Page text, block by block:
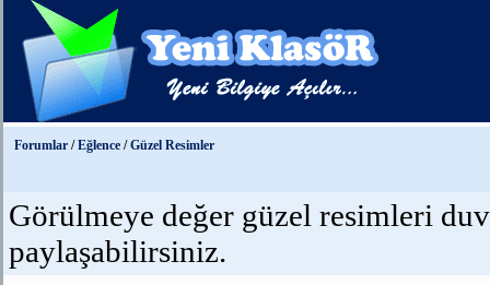
Forumlar /Eğlence /Güzel Resimler
Görülmeye değer güzel resimleri
paylaşabilirsiniz.